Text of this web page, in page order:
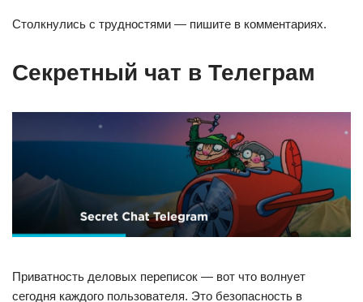
Столкнулись с трудностями — пишите в комментариях.
Секретный чат в Телеграм
Приватность деловых переписок — вот что волнует
сегодня каждого пользователя. Это безопасность в